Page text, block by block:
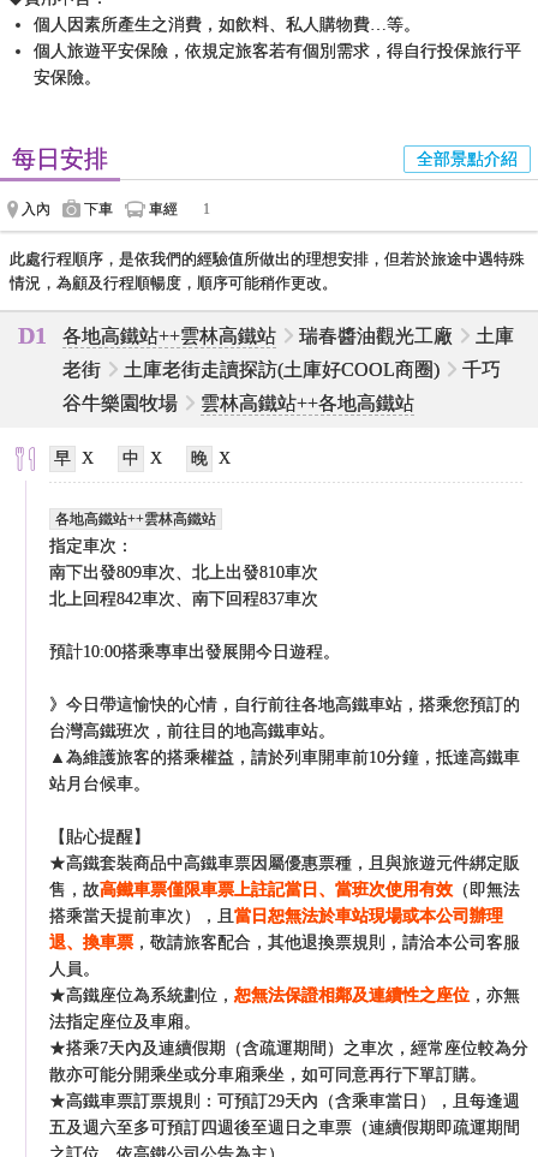
個人因素所產生之消費，如飲料、私人購物費…等。
個人旅遊平安保險，依規定旅客若有個別需求，得自行投保旅行平
安保險。
每日安排
入內 下車 車經 1
全部景點介紹
此處行程順序，是依我們的經驗值所做出的理想安排，但若於旅途中遇特殊
情況，為顧及行程順暢度，順序可能稍作更改。
D1 各地高鐵站++雲林高鐵站 瑞春醬油觀光工廠
土庫
老街
土庫老街走讀探訪(土庫好COOL商圈)
千巧
谷牛樂園牧場
雲林高鐵站++各地高鐵站
X X X
各地高鐵站++雲林高鐵站
指定車次：
南下出發809車次、北上出發810車次
北上回程842車次、南下回程837車次
預計10:00搭乘專車出發展開今日遊程。
》今日帶這愉快的心情，自行前往各地高鐵車站，搭乘您預訂的
台灣高鐵班次，前往目的地高鐵車站。
▲為維護旅客的搭乘權益，請於列車開車前10分鐘，抵達高鐵車
站月台候車。
【貼心提醒】
★高鐵套裝商品中高鐵車票因屬優惠票種，且與旅遊元件綁定販
售，故高鐵車票僅限車票上註記當日、當班次使用有效 （即無法
搭乘當天提前車次），且當日恕無法於車站現場或本公司辦理
退、換車票 ，敬請旅客配合，其他退換票規則，請洽本公司客服
人員。
★高鐵座位為系統劃位， 恕無法保證相鄰及連續性之座位 ，亦無
法指定座位及車廂。
★搭乘7天內及連續假期（含疏運期間）之車次，經常座位較為分
散亦可能分開乘坐或分車廂乘坐，如可同意再行下單訂購。
★高鐵車票訂票規則：可預訂29天內（含乘車當日），且每逢週
五及週六至多可預訂四週後至週日之車票（連續假期即疏運期間